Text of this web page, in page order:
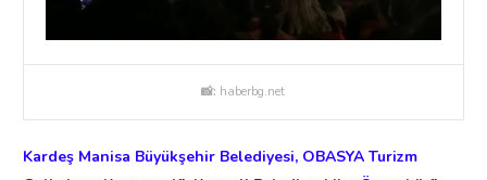
📸: haberbg.net
Kardeş Manisa Büyükşehir Belediyesi, OBASYA Turizm